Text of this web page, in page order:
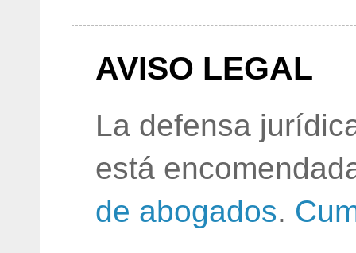
AVISO LEGAL
La defensa
está
de abogados.